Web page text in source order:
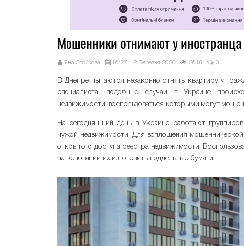
Мошенники отнимают у
Яна Стойкова 16:27, 12 Березня 2020 2618 0
В Днепре пытаются незаконно отнять квартиру у
специалиста, подобные случаи в Украине
недвижимости, воспользоваться которыми могут
На сегодняшний день в Украине работают
чужой недвижимости. Для воплощения
открытого доступа реестра недвижимости.
на основании их изготовить поддельные бумаги.